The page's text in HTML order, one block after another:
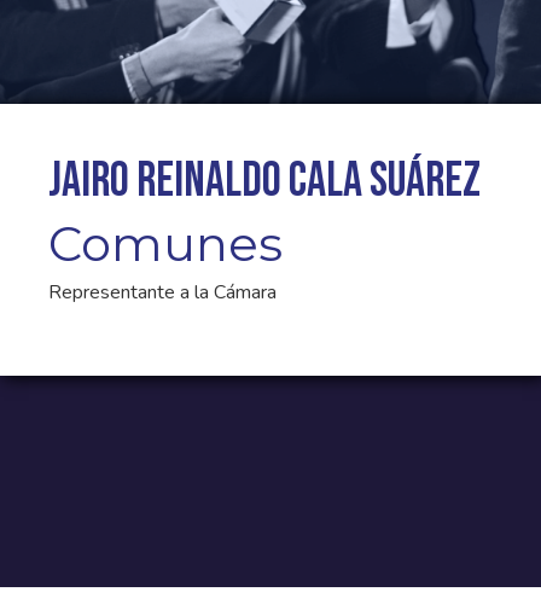
Jairo Reinaldo Cala Suárez
Comunes
Representante a la Cámara